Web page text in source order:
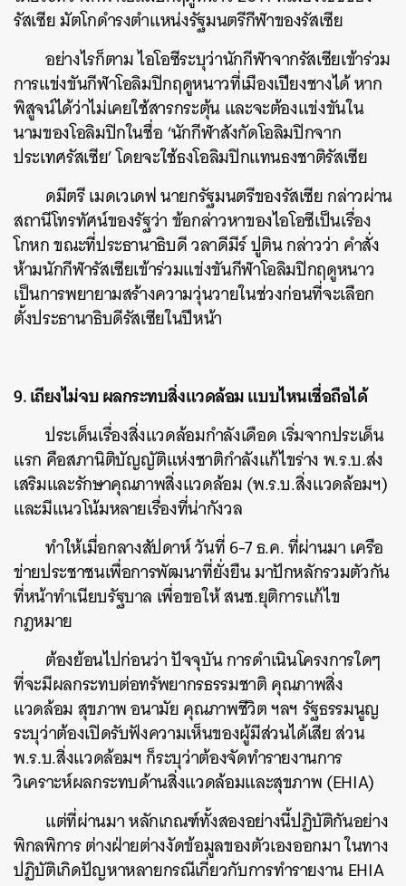
รัสเซีย มัตโกดำรงตำแหน่งรัฐมนตรีกีฬาของรัสเซีย
อย่างไรก็ตาม ไอโอซีระบุว่านักกีฬาจากรัสเซียเข้าร่วม
การแข่งขันกีฬาโอลิมปิกฤดูหนาวที่เมืองเปียงชางได้ หาก
พิสูจน์ได้ว่าไม่เคยใช้สารกระตุ้น และจะต้องแข่งขันใน
นามของโอลิมปิกในชื่อ ‘นักกีฬาสังกัดโอลิมปิกจาก
ประเทศรัสเซีย’ โดยจะใช้ธงโอลิมปิกแทนธงชาติรัสเซีย
ดมีตรี เมดเวเดฟ นายกรัฐมนตรีของรัสเซีย กล่าวผ่าน
สถานีโทรทัศน์ของรัฐว่า ข้อกล่าวหาของไอโอซีเป็นเรื่อง
โกหก ขณะที่ประธานาธิบดี วลาดีมีร์ ปูติน กล่าวว่า คำสั่ง
ห้ามนักกีฬารัสเซียเข้าร่วมแข่งขันกีฬาโอลิมปิกฤดูหนาว
เป็นการพยายามสร้างความวุ่นวายในช่วงก่อนที่จะเลือก
ตั้งประธานาธิบดีรัสเซียในปีหน้า
9. เถียงไม่จบ ผลกระทบสิ่งแวดล้อม แบบไหนเชื่อถือได้
ประเด็นเรื่องสิ่งแวดล้อมกำลังเดือด เริ่มจากประเด็น
แรก คือสภานิติบัญญัติแห่งชาติกำลังแก้ไขร่าง พ.ร.บ.ส่ง
เสริมและรักษาคุณภาพสิ่งแวดล้อม (พ.ร.บ.สิ่งแวดล้อมฯ)
และมีแนวโน้มหลายเรื่องที่น่ากังวล
ทำให้เมื่อกลางสัปดาห์ วันที่ 6-7 ธ.ค. ที่ผ่านมา เครือ
ข่ายประชาชนเพื่อการพัฒนาที่ยั่งยืน มาปักหลักรวมตัวกัน
ที่หน้าทำเนียบรัฐบาล เพื่อขอให้ สนช.ยุติการแก้ไข
กฎหมาย
ต้องย้อนไปก่อนว่า ปัจจุบัน การดำเนินโครงการใดๆ
ที่จะมีผลกระทบต่อทรัพยากรธรรมชาติ คุณภาพสิ่ง
แวดล้อม สุขภาพ อนามัย คุณภาพชีวิต ฯลฯ รัฐธรรมนูญ
ระบุว่าต้องเปิดรับฟังความเห็นของผู้มีส่วนได้เสีย ส่วน
พ.ร.บ.สิ่งแวดล้อมฯ ก็ระบุว่าต้องจัดทำรายงานการ
วิเคราะห์ผลกระทบด้านสิ่งแวดล้อมและสุขภาพ (EHIA)
แต่ที่ผ่านมา หลักเกณฑ์ทั้งสองอย่างนี้ปฏิบัติกันอย่าง
พิกลพิการ ต่างฝ่ายต่างงัดข้อมูลของตัวเองออกมา ในทาง
ปฏิบัติเกิดปัญหาหลายกรณีเกี่ยวกับการทำรายงาน EHIA